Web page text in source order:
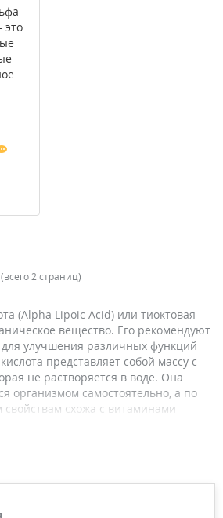
это
2 страниц)
(Alpha Lipoic Acid) или тиоктовая
вещество. Его рекомендуют
улучшения различных функций
представляет собой массу с
не растворяется в воде. Она
организмом самостоятельно, а по
схожа с витаминами
употреблять дополнительно
и в спортивных добавках или